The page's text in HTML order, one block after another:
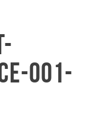
001-